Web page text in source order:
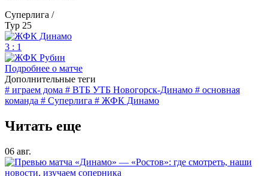
Суперлига /
Тур 25
3 : 1
Подробнее о матче
Дополнительные теги
# играем дома # ВТБ УТБ Новогорск-Динамо # основная
команда # Суперлига # ЖФК Динамо
Читать еще
06 авг.